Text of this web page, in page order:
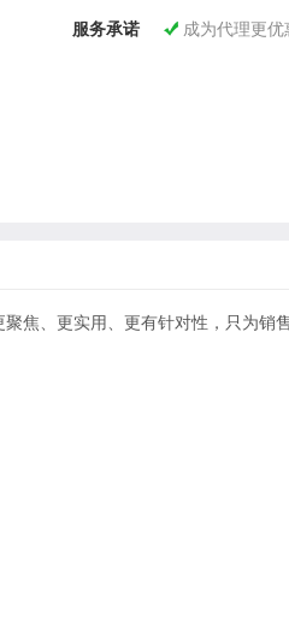
服务承诺  成为代理更优
焦、更实用、更有针对性，只为销